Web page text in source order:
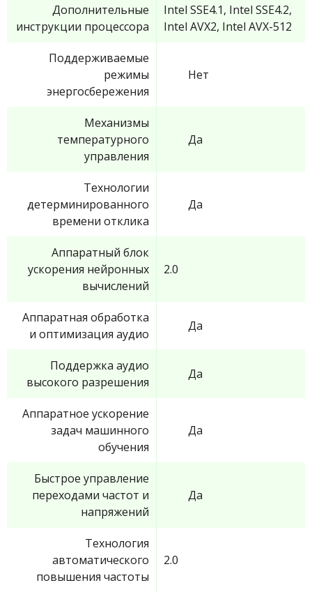
Дополнительные
инструкции процессора
Intel SSE4.1, Intel SSE4.2,
Intel AVX2, Intel AVX-512
Поддерживаемые
режимы
энергосбережения
Нет
Механизмы
температурного
управления
Да
Технологии
детерминированного
времени отклика
Да
Аппаратный блок
ускорения нейронных
вычислений
2.0
Аппаратная обработка
и оптимизация аудио
Да
Поддержка аудио
высокого разрешения
Да
Аппаратное ускорение
задач машинного
обучения
Да
Быстрое управление
переходами частот и
напряжений
Да
Технология
автоматического
повышения частоты
2.0